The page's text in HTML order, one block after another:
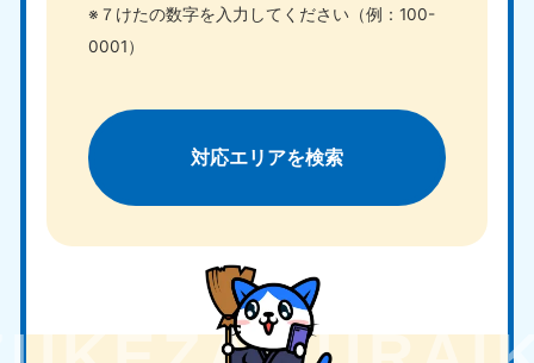
※７けたの数字を入力してください（例：100-
0001）
対応エリアを検索